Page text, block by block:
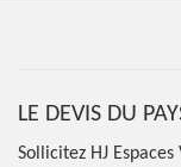
LE DEVIS DU
Sollicitez HJ